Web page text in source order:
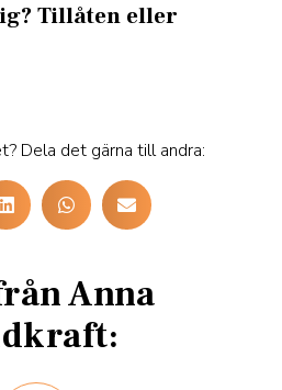
Tillåten eller
Dela det gärna till andra:
Anna